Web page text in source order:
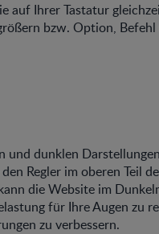
auf Ihrer Tastatur
bzw. Option, Befehl
dunklen
Regler im oberen Teil
die Website im
für Ihre Augen zu
zu verbessern.